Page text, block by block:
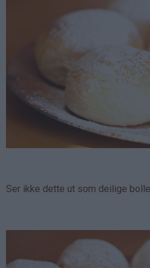
Ser ikke dette ut som deilige